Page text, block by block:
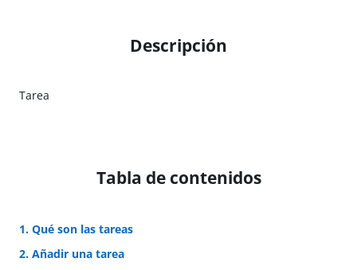
Descripción
Tarea
Tabla de contenidos
1. Qué son las tareas
2. Añadir una tarea